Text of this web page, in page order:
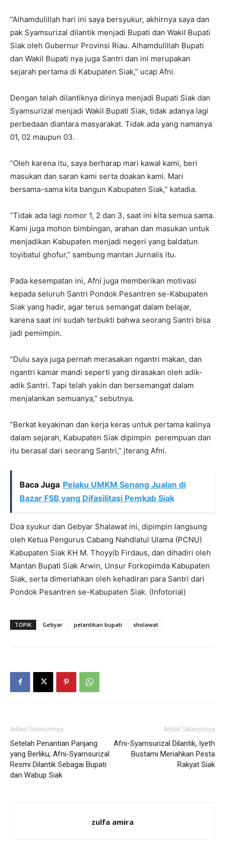
“Alhamdulillah hari ini saya bersyukur, akhirnya saya dan
pak Syamsurizal dilantik menjadi Bupati dan Wakil Bupati
Siak oleh Gubernur Provinsi Riau. Alhamdulillah Bupati
dan Wakil Bupati nya juga Santri dan ini merupakan
sejarah pertama di Kabupaten Siak,” ucap Afni.
Dengan telah dilantiknya dirinya menjadi Bupati Siak dan
Syamsurizal menjadi Wakil Bupati Siak, tidak adanya lagi
perbedaan diantara masyarakat. Tidak ada yang namanya
01, 02 maupun 03.
“Oleh karena itu, saya berharap mari kawal kami, beri
masukan dan saran kami serta doakan kami. Mari
bersama-sama kita bangun Kabupaten Siak,” katadia.
“Tidak ada lagi nomor 1, 2 dan 3, saat ini kita semua sama.
Kami juga mohon bimbingan, arahan dan masukan untuk
menjadikan Kabupaten menjadi negeri yang baldatun
toyibatul ghofur,” sambung mantan Jurnalis itu.
Pada kesempatan ini, Afni juga memberikan motivasi
kepada seluruh Santri Pondok Pesantren se-Kabupaten
Siak yang hadir, agar terus semangat dalam belajar,
karena saat ini sudah terbukti bahwa seorang Santri bisa
jadi pemimpin.
“Dulu saya juga pernah merasakan ngantri makan, dan
ngantri kamar mandi seperti yang dirasakan oleh adik-
adik Santri. Tapi telah yakin dan bersemangat dalam
menjalankan semuanya,” sebutnya.
“Berkat keyakinan dan kerja keras untuk pertama kalinya
dalam sejarah, Kabupaten Siak dipimpin perempuan dan
itu berasal dari seorang Santri,” jterang Afni.
Baca Juga Pelaku UMKM Senang Jualan di
Bazar FSB yang Difasilitasi Pemkab Siak
Doa syukur dan Gebyar Shalawat ini, dipimpin langsung
oleh Ketua Pengurus Cabang Nahdlatul Ulama (PCNU)
Kabupaten Siak KH M. Thoyyib Firdaus, dan dihadiri oleh
Mantan Bupati Siak Arwin, Unsur Forkopimda Kabupaten
Siak, serta dimeriahkan oleh kehadiran para Santri dari
Pondok Pesantren se-Kabupaten Siak. (Infotorial)
TOPIK Gebyar pelantikan bupati sholawat
Artikel Sebelumnya
Setelah Penantian Panjang
yang Berliku, Afni-Syamsurizal
Resmi Dilantik Sebagai Bupati
dan Wabup Siak
Artikel Selanjutnya
Afni-Syamsurizal Dilantik, Iyeth
Bustami Meriahkan Pesta
Rakyat Siak
zulfa amira